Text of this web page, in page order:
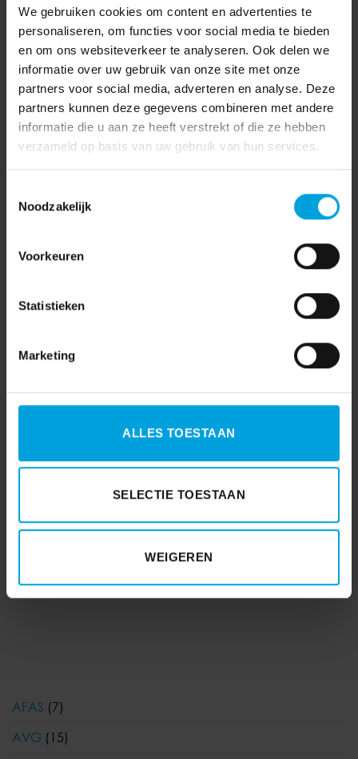
We gebruiken cookies om content en advertenties te
personaliseren, om functies voor social media te bieden
en om ons websiteverkeer te analyseren. Ook delen we
informatie over uw gebruik van onze site met onze
partners voor social media, adverteren en analyse. Deze
partners kunnen deze gegevens combineren met andere
informatie die u aan ze heeft verstrekt of die ze hebben
verzameld op basis van uw gebruik van hun services.
Noodzakelijk
Voorkeuren
Statistieken
Marketing
ALLES TOESTAAN
SELECTIE TOESTAAN
WEIGEREN
AFAS (7)
AVG (15)